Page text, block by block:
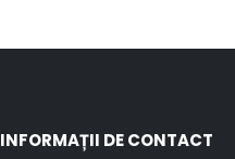
INFORMAȚII DE CONTACT